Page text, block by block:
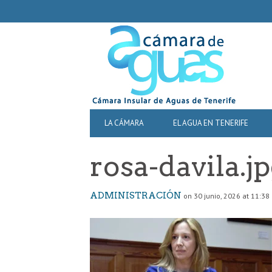
NAVIGATION
PRIMARY
NAVIGATION
LA CÁMARA EL AGUA EN TENERIFE
rosa-
ADMINISTRACIÓN on 30 junio, 2026 at 11:38